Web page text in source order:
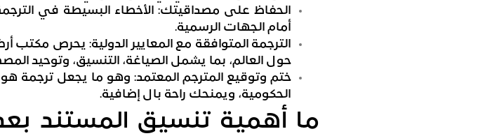
الحفاظ على مصداقيتك: الأخطاء البسيطة في
أمام الجهات الرسمية.
الترجمة المتوافقة مع المعايير الدولية: يحرص
حول العالم، بما يشمل الصياغة، التنسيق، وتوحيد
ختم وتوقيع المترجم المعتمد: وهو ما يجعل ترجمة
الحكومية، ويمنحك راحة بال إضافية.
ما أهمية تنسيق المستند